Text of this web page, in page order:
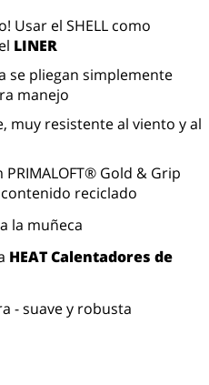
Usar el SHELL como
LINER
se pliegan simplemente
manejo
muy resistente al viento y al
Gold & Grip
reciclado
la muñeca
HEAT Calentadores de
- suave y robusta